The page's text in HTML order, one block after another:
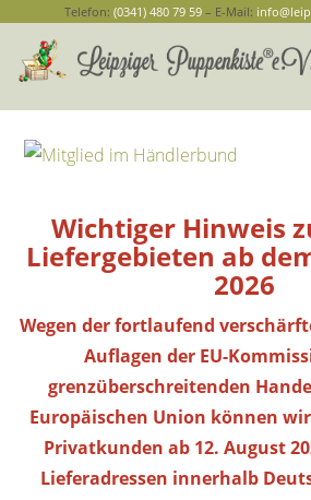
Telefon: (0341) 480 79 59– E-Mail:
Wichtiger Hinweis
Liefergebieten ab
2026
Wegen der fortlaufend
Auflagen der EU-
grenzüberschreitenden
Europäischen Union können
Privatkunden ab 12. August
Lieferadressen innerhalb